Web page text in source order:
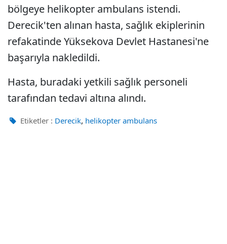
bölgeye helikopter ambulans istendi.
Derecik'ten alınan hasta, sağlık ekiplerinin
refakatinde Yüksekova Devlet Hastanesi'ne
başarıyla nakledildi.
Hasta, buradaki yetkili sağlık personeli
tarafından tedavi altına alındı.
Etiketler : Derecik, helikopter ambulans